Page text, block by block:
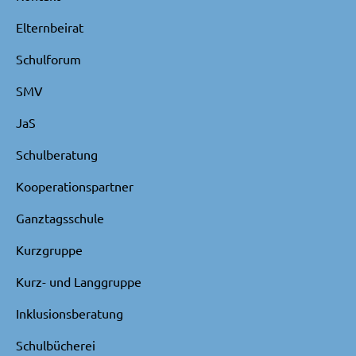
Elternbeirat
Schulforum
SMV
JaS
Schulberatung
Kooperationspartner
Ganztagsschule
Kurzgruppe
Kurz- und Langgruppe
Inklusionsberatung
Schulbücherei